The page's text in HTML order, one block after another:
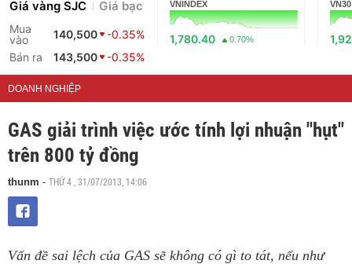
Giá vàng SJC Giá bạc
Mua
vào
140,500
-0.35%
Bán ra
143,500 -0.35%
VNINDEX
1,780.40 0.70%
VN30
DOANH NGHIỆP
GAS giải trình việc ước tính lợi nhuận "hụt"
trên 800 tỷ đồng
thunm - THỨ 4 , 31/07/2013, 14:06
Vấn đề sai lệch của GAS sẽ không có gì to tát, nếu như